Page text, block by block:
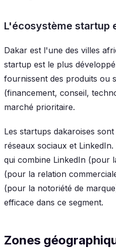
L'écosystème startup
Dakar est l'une des villes
startup est le plus
fournissent des produits ou
(financement, conseil,
marché prioritaire.
Les startups dakaroises
réseaux sociaux et
qui combine LinkedIn (pour
(pour la relation
(pour la notoriété de
efficace dans ce segment.
Zones